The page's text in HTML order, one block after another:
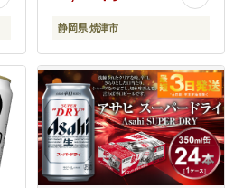
静岡県 焼津市